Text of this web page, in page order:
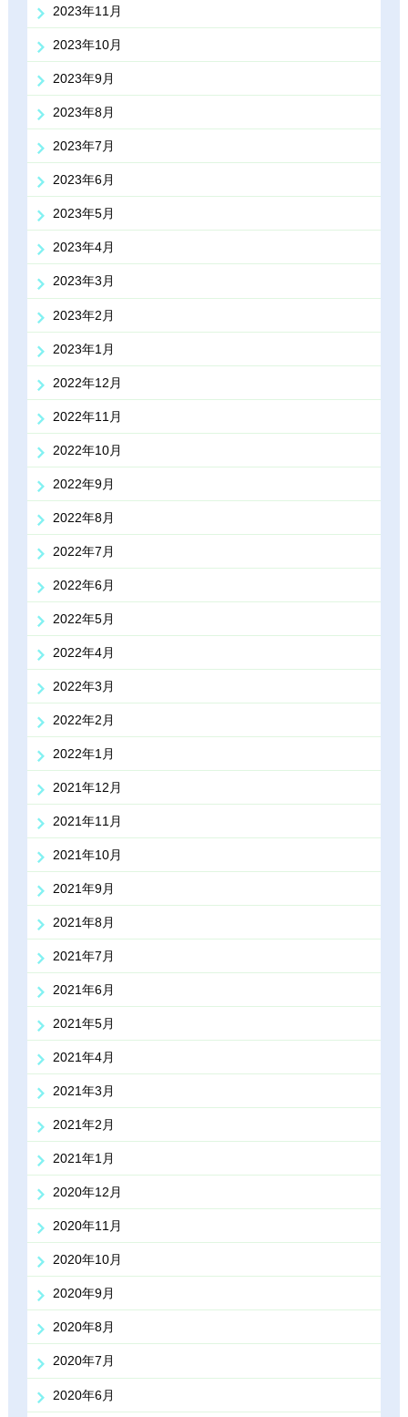
2023年11月
2023年10月
2023年9月
2023年8月
2023年7月
2023年6月
2023年5月
2023年4月
2023年3月
2023年2月
2023年1月
2022年12月
2022年11月
2022年10月
2022年9月
2022年8月
2022年7月
2022年6月
2022年5月
2022年4月
2022年3月
2022年2月
2022年1月
2021年12月
2021年11月
2021年10月
2021年9月
2021年8月
2021年7月
2021年6月
2021年5月
2021年4月
2021年3月
2021年2月
2021年1月
2020年12月
2020年11月
2020年10月
2020年9月
2020年8月
2020年7月
2020年6月